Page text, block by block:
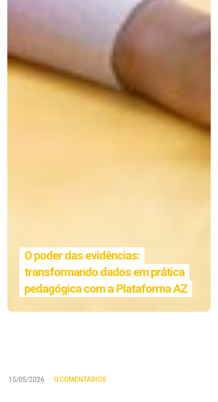
O poder das evidências:
transformando dados em prática
pedagógica com a Plataforma AZ
15/05/2026 0 COMENTÁRIOS